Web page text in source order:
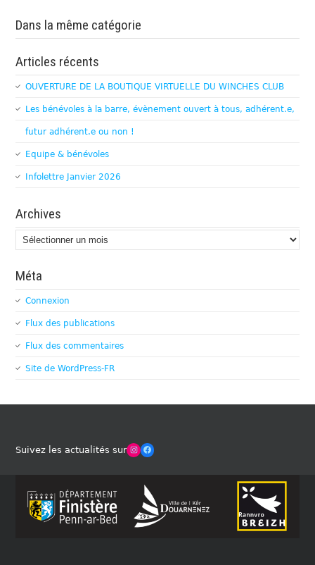
Dans la même catégorie
Articles récents
OUVERTURE DE LA BOUTIQUE VIRTUELLE DU WINCHES CLUB
Les bénévoles à la barre, évènement ouvert à tous, adhérent.e,
futur adhérent.e ou non !
Equipe & bénévoles
Infolettre Janvier 2026
Archives
Archives
Méta
Connexion
Flux des publications
Flux des commentaires
Site de WordPress-FR
Suivez les actualités surWinches Club OfficielFacebook